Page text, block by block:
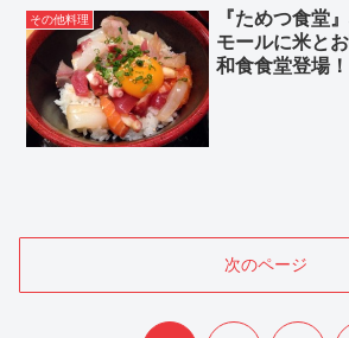
その他料理
『ためつ食堂
モールに米と
和食食堂登場！
次のページ